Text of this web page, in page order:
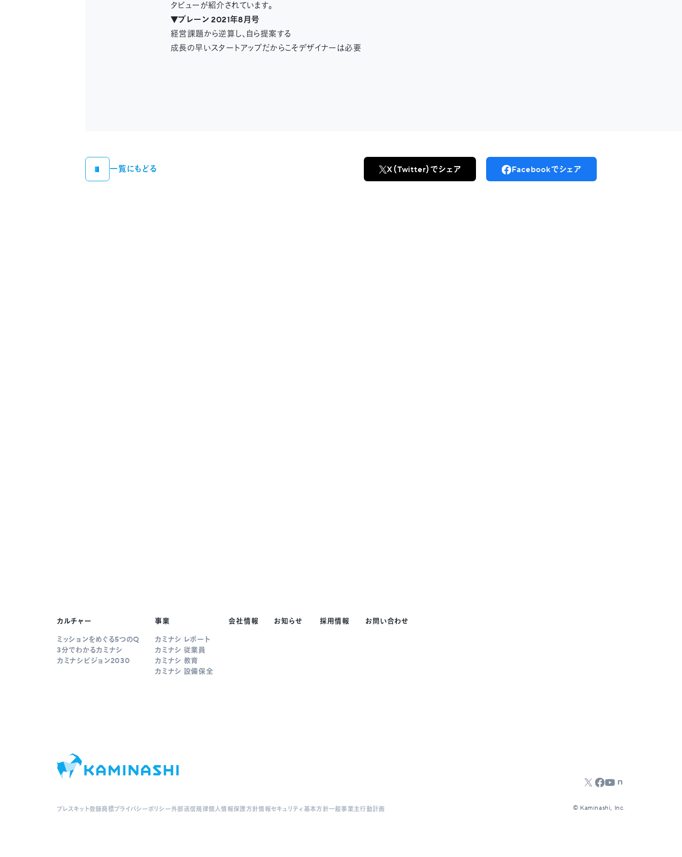
タビューが紹介されています。
▼ブレーン 2021年8月号
経営課題から逆算し、自ら提案する
成長の早いスタートアップだからこそデザイナーは必要
一覧にもどる X（Twitter）でシェア Facebookでシェア
カルチャー
ミッションをめぐる5つのQ
3分でわかるカミナシ
カミナシビジョン2030
事業
カミナシ レポート
カミナシ 従業員
カミナシ 教育
カミナシ 設備保全
会社情報 お知らせ 採用情報 お問い合わせ
プレスキット登録商標プライバシーポリシー外部送信規律個人情報保護方針情報セキュリティ基本方針一般事業主行動計画 ©︎ Kaminashi, Inc.